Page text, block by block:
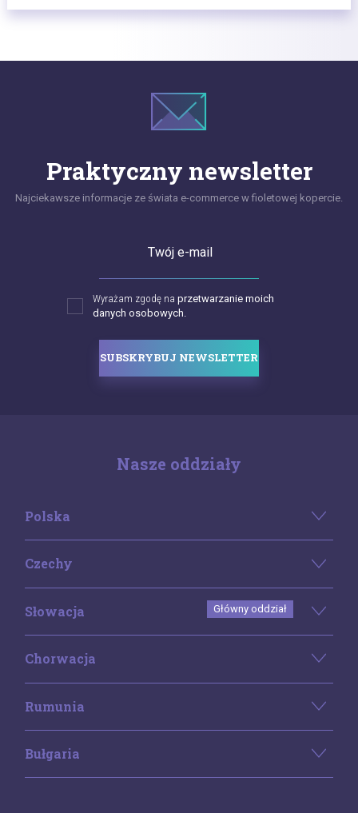
Praktyczny newsletter
Najciekawsze informacje ze świata e-commerce w fioletowej kopercie.
Twój e-mail
Wyrażam zgodę na przetwarzanie moich
danych osobowych.
SUBSKRYBUJ NEWSLETTER
Nasze oddziały
Polska
Czechy
Słowacja Główny oddział
Chorwacja
Rumunia
Bułgaria